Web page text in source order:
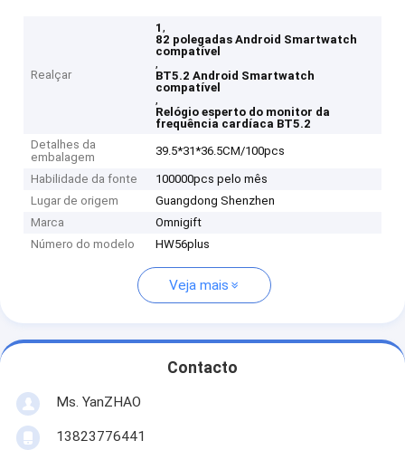
Realçar
1,
82 polegadas Android Smartwatch
compatível
,
BT5.2 Android Smartwatch
compatível
,
Relógio esperto do monitor da
frequência cardíaca BT5.2
Detalhes da
embalagem
39.5*31*36.5CM/100pcs
Habilidade da fonte
100000pcs pelo mês
Lugar de origem
Guangdong Shenzhen
Marca
Omnigift
Número do modelo
HW56plus
Veja mais
Contacto
Ms. YanZHAO
13823776441